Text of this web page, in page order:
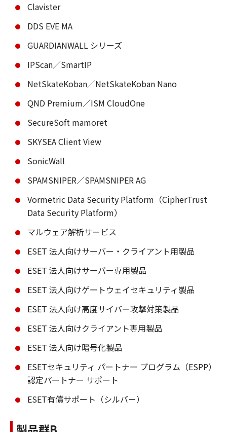
Clavister
DDS EVE MA
GUARDIANWALL シリーズ
IPScan／SmartIP
NetSkateKoban／NetSkateKoban Nano
QND Premium／ISM CloudOne
SecureSoft mamoret
SKYSEA Client View
SonicWall
SPAMSNIPER／SPAMSNIPER AG
Vormetric Data Security Platform（CipherTrust
Data Security Platform）
マルウェア解析サービス
ESET 法人向けサーバー・クライアント用製品
ESET 法人向けサーバー専用製品
ESET 法人向けゲートウェイセキュリティ製品
ESET 法人向け高度サイバー攻撃対策製品
ESET 法人向けクライアント専用製品
ESET 法人向け暗号化製品
ESETセキュリティ パートナー プログラム（ESPP）
認定パートナー サポート
ESET有償サポート（シルバー）